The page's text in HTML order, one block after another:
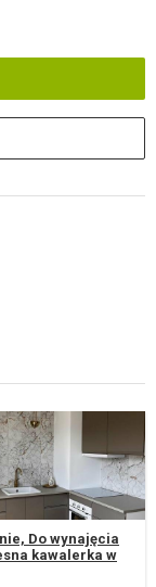
Do wynajęcia
kawalerka w